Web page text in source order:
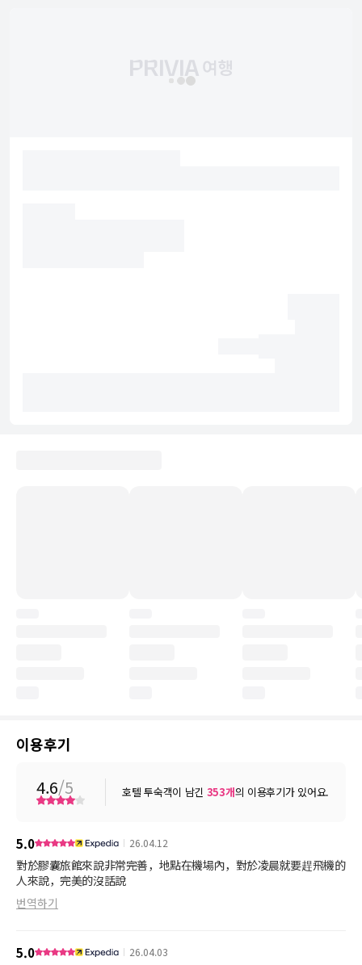
이용후기
4.6/5 호텔 투숙객이 남긴 353개의 이용후기가 있어요.
5.0 26.04.12
對於膠囊旅館來說非常完善，地點在機場內，對於凌晨就要趕飛機的
人來說，完美的沒話說
번역하기
5.0 26.04.03